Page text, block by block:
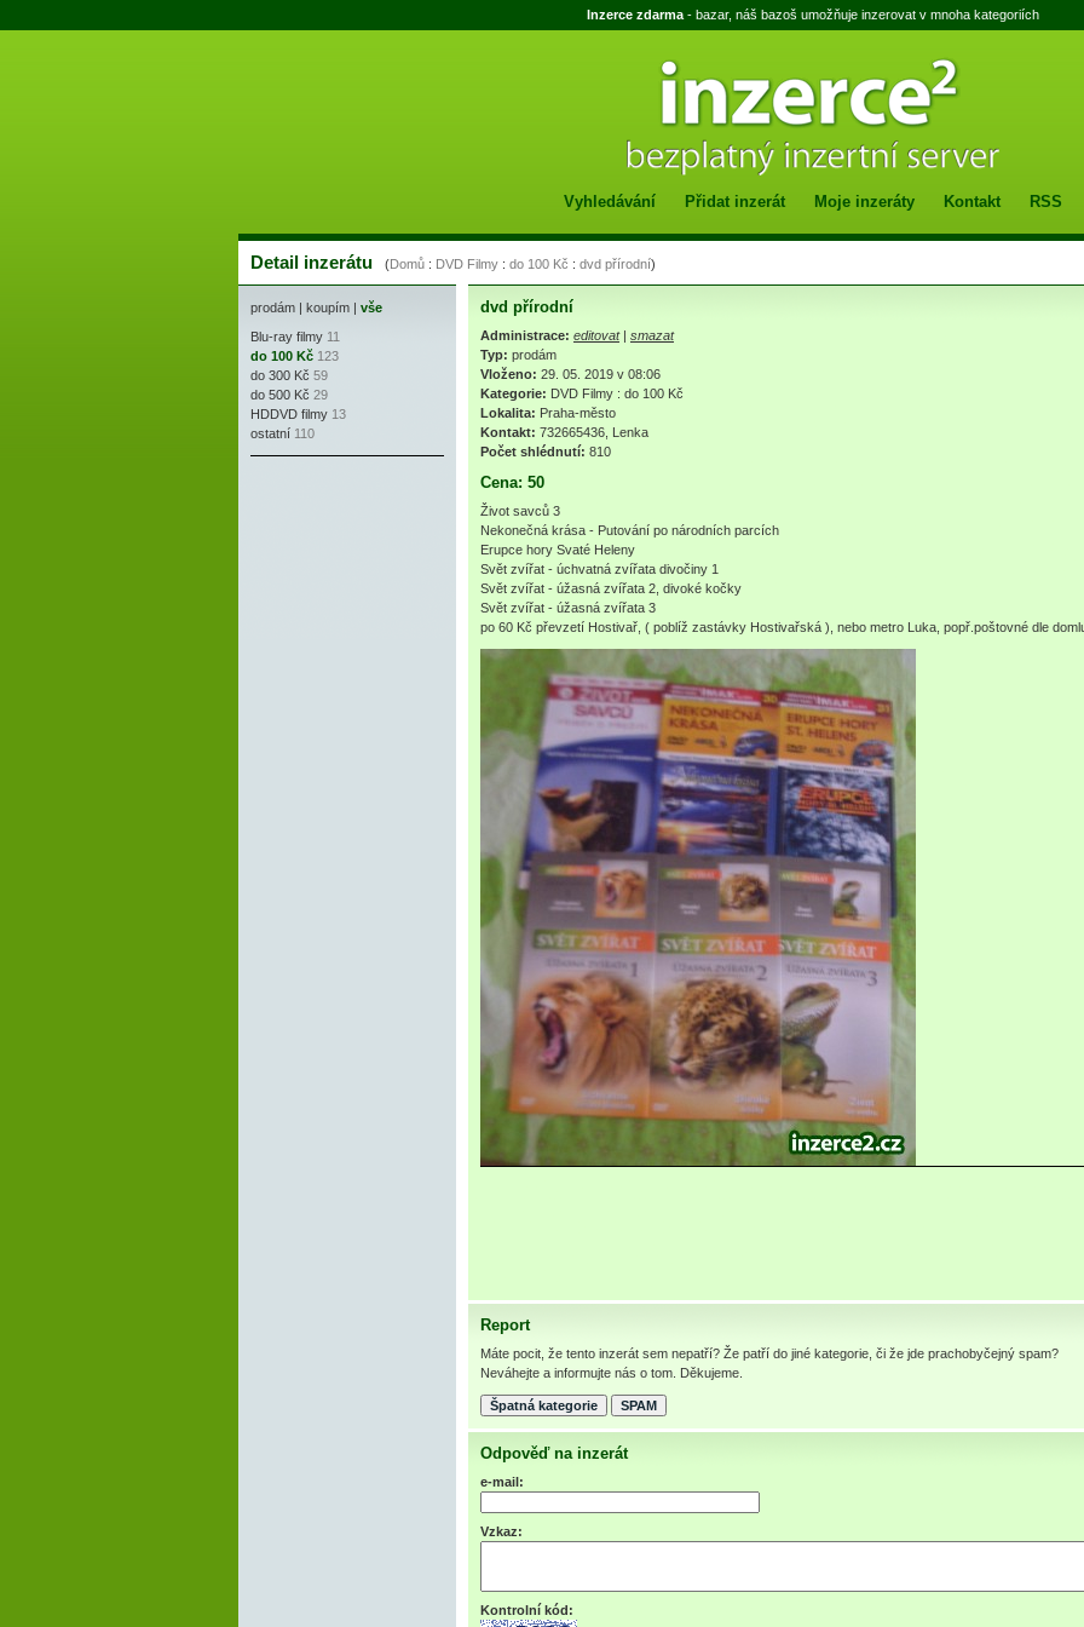
Inzerce zdarma - bazar, náš bazoš umožňuje inzerovat v mnoha kategoriích
Vyhledávání Přidat inzerát Moje inzeráty Kontakt RSS
Detail inzerátu (Domů : DVD Filmy : do 100 Kč : dvd přírodní)
prodám | koupím | vše
Blu-ray filmy 11
do 100 Kč 123
do 300 Kč 59
do 500 Kč 29
HDDVD filmy 13
ostatní 110
dvd přírodní
Administrace: editovat| smazat
Typ: prodám
Vloženo: 29. 05. 2019 v 08:06
Kategorie: DVD Filmy : do 100 Kč
Lokalita: Praha-město
Kontakt: 732665436, Lenka
Počet shlédnutí: 810
Cena: 50
Život savců 3
Nekonečná krása - Putování po národních parcích
Erupce hory Svaté Heleny
Svět zvířat - úchvatná zvířata divočiny 1
Svět zvířat - úžasná zvířata 2, divoké kočky
Svět zvířat - úžasná zvířata 3
po 60 Kč převzetí Hostivař, ( poblíž zastávky Hostivařská ), nebo metro Luka, popř.poštovné dle
Report
Máte pocit, že tento inzerát sem nepatří? Že patří do jiné kategorie, či že jde prachobyčejný spam?
Neváhejte a informujte nás o tom. Děkujeme.
Odpověď na inzerát
e-mail:
Vzkaz:
Kontrolní kód: